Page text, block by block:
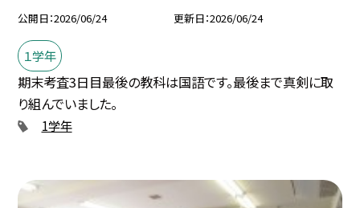
公開日 2026/06/24 更新日 2026/06/24
１学年
期末考査3日目最後の教科は国語です。最後まで真剣に取
り組んでいました。
1学年